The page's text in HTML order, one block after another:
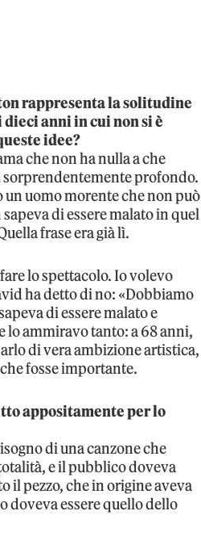
rappresenta la solitudine
anni in cui non si è
idee?
che non ha nulla a che
sorprendentemente profondo.
un uomo morente che non può
di essere malato in quel
frase era già lì.
lo spettacolo. Io volevo
ha detto di no: «Dobbiamo
di essere malato e
lo ammiravo tanto: a 68 anni,
di vera ambizione artistica,
fosse importante.
appositamente per lo
di una canzone che
e il pubblico doveva
il pezzo, che in origine aveva
doveva essere quello dello